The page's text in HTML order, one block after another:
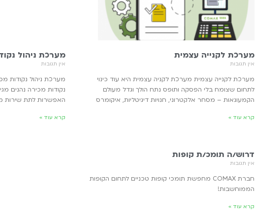
מערכת לקנייה עצמית
אין תגובות
מערכת לקנייה עצמית מערכת לקניה עצמית היא עוד כינוי
לתחום שצומח בלי הפסקה ותופס נתח הולך וגדל מעולם
הקמעונאות – מסחר אלקטרוני, חנויות דיגיטליות, איקומרס
קרא עוד »
מערכת ניהול
אין תגובות
מערכת ניהול נקודות
נקודות מכירה נהנים
האפשרות לתת שירות
קרא עוד »
דרוש/ה תומכ/ת קופות
אין תגובות
חברת COMAX מחפשת תומכי קופות טכניים לתחום הקופות
הממוחשבות!
קרא עוד »